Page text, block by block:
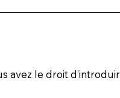
avez le droit